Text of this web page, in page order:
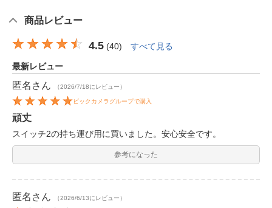
商品レビュー
4.5 (40) すべて見る
最新レビュー
匿名 さん （2026/7/18にレビュー）
ビックカメラグループで購入
頑丈
スイッチ2の持ち運び用に買いました。安心安全です。
参考になった
匿名 さん （2026/6/13にレビュー）